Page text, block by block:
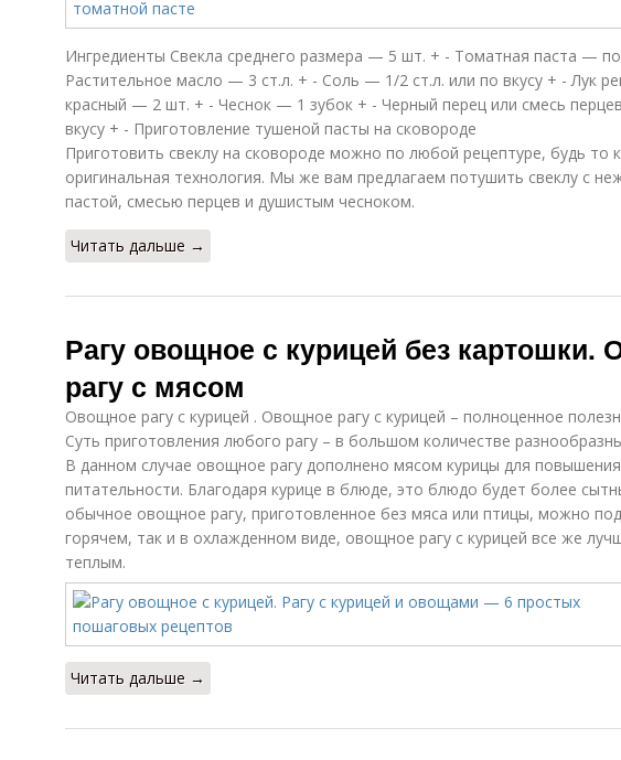
Ингредиенты Свекла среднего размера — 5 шт. + - Томатная паста — по
Растительное масло — 3 ст.л. + - Соль — 1/2 ст.л. или по вкусу + - Лук
красный — 2 шт. + - Чеснок — 1 зубок + - Черный перец или смесь
вкусу + - Приготовление тушеной пасты на сковороде
Приготовить свеклу на сковороде можно по любой рецептуре, будь то
оригинальная технология. Мы же вам предлагаем потушить свеклу с
пастой, смесью перцев и душистым чесноком.
Читать дальше →
Рагу овощное с курицей без картошки.
рагу с мясом
Овощное рагу с курицей . Овощное рагу с курицей – полноценное
Суть приготовления любого рагу – в большом количестве
В данном случае овощное рагу дополнено мясом курицы для
питательности. Благодаря курице в блюде, это блюдо будет более
обычное овощное рагу, приготовленное без мяса или птицы, можно
горячем, так и в охлажденном виде, овощное рагу с курицей все же
теплым.
Читать дальше →